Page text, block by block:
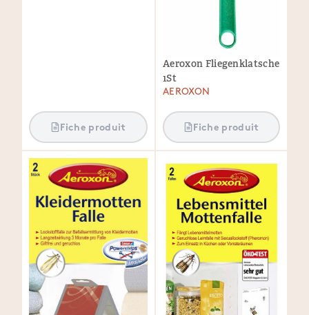
Fiche produit
Aeroxon Fliegenklatsche
1St
AEROXON
Fiche produit